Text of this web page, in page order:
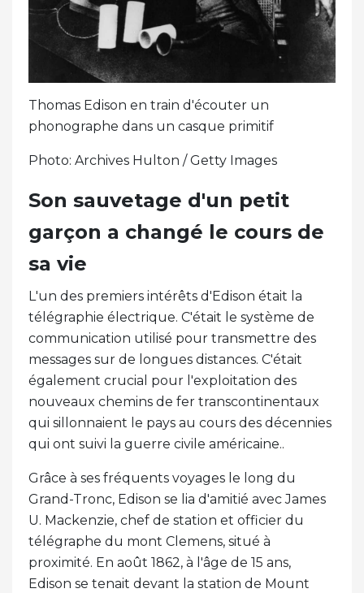
Thomas Edison en train d'écouter un
phonographe dans un casque primitif
Photo: Archives Hulton / Getty Images
Son sauvetage d'un petit
garçon a changé le cours de
sa vie
L'un des premiers intérêts d'Edison était la
télégraphie électrique. C'était le système de
communication utilisé pour transmettre des
messages sur de longues distances. C'était
également crucial pour l'exploitation des
nouveaux chemins de fer transcontinentaux
qui sillonnaient le pays au cours des décennies
qui ont suivi la guerre civile américaine..
Grâce à ses fréquents voyages le long du
Grand-Tronc, Edison se lia d'amitié avec James
U. Mackenzie, chef de station et officier du
télégraphe du mont Clemens, situé à
proximité. En août 1862, à l'âge de 15 ans,
Edison se tenait devant la station de Mount